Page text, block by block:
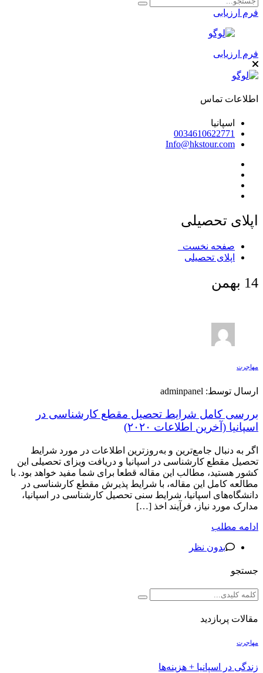
فرم ارزیابی
فرم ارزیابی
اطلاعات تماس
اسپانیا
0034610622771
Info@hkstour.com
اپلای تحصیلی
صفحه نخست
اپلای تحصیلی
14 بهمن
مهاجرت
ارسال توسط: adminpanel
بررسی کامل شرایط تحصیل مقطع کارشناسی در
اسپانیا (آخرین اطلاعات ۲۰۲۰)
اگر به دنبال جامع‌ترین و به‌روزترین اطلاعات در مورد شرایط
تحصیل مقطع کارشناسی در اسپانیا و دریافت ویزای تحصیلی این
کشور هستید، مطالب این مقاله قطعا برای شما مفید خواهد بود. با
مطالعه کامل این مقاله، با شرایط پذیرش مقطع کارشناسی در
دانشگاه‌های اسپانیا، شرایط سنی تحصیل کارشناسی در اسپانیا،
مدارک مورد نیاز، فرآیند اخذ […]
ادامه مطلب
بدون نظر
جستجو
مقالات پربازدید
مهاجرت
زندگی در اسپانیا + هزینه‌ها